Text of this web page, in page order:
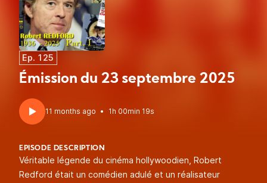
Ep. 125
Émission du 23 septembre 2025
11 months ago • 1h 00min 19s
EPISODE DESCRIPTION
Véritable légende du cinéma hollywoodien, Robert
Redford était un comédien adulé et un réalisateur